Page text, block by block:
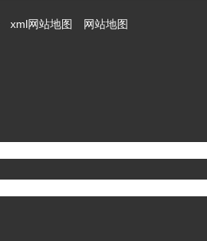
xml网站地图 网站地图